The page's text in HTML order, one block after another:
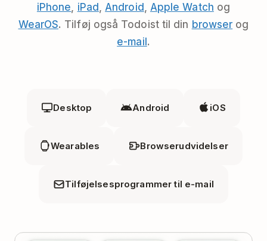
iPhone
iPad Android Apple Watch og
WearOS. Tilføj også Todoist til din browser og
e-mail.
Desktop Android iOS
Wearables Browserudvidelser
Tilføjelsesprogrammer til e-mail